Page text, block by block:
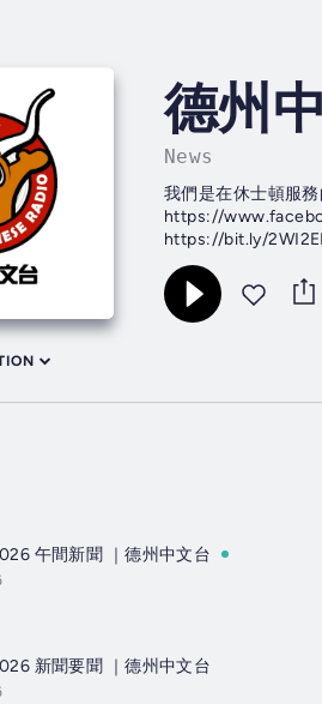
德州
News
我們是在休士頓服
https://
https://bit.ly/
午間新聞 ｜德州中文台
新聞要聞 ｜德州中文台